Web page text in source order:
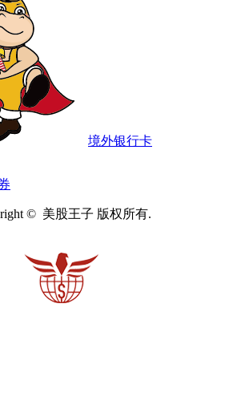
境外银行卡
© 美股王子 版权所有.